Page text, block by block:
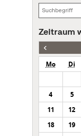
Zeitraum
Mo Di
4
5
11
12
18
19